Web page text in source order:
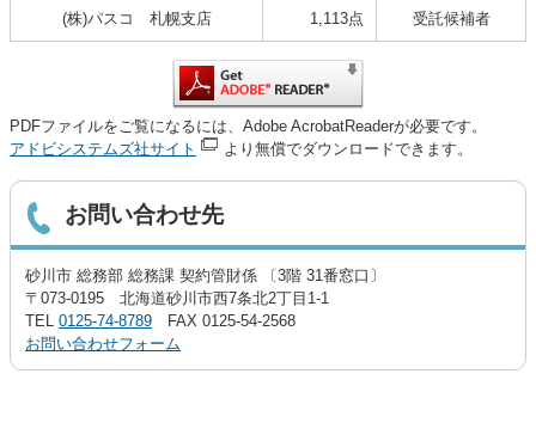
(株)パスコ 札幌支店 1,113点 受託候補者
PDFファイルをご覧になるには、Adobe AcrobatReaderが必要です。
アドビシステムズ社サイト
より無償でダウンロードできます。
お問い合わせ先
砂川市 総務部 総務課 契約管財係 〔3階 31番窓口〕
〒073-0195 北海道砂川市西7条北2丁目1-1
TEL 0125-74-8789 FAX 0125-54-2568
お問い合わせフォーム